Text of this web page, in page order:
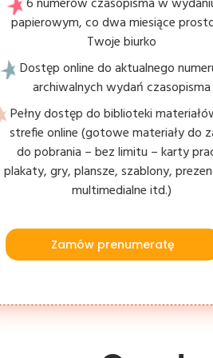
papierowym, co dwa miesiące
Twoje biurko
Dostęp online do aktualnego
archiwalnych wydań czasopisma
Pełny dostęp do biblioteki
strefie online (gotowe materiały do
do pobrania – bez limitu – karty
plakaty, gry, plansze, szablony,
multimedialne itd.)
Zamów prenumeratę